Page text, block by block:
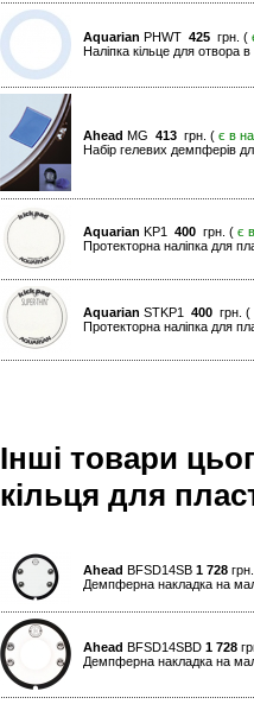
Aquarian PHWT 425 грн. (
Наліпка кільце для отвора
Ahead MG 413 грн. ( є в
Набір гелевих демпферів
Aquarian KP1 400 грн. ( є
Протекторна наліпка для
Aquarian STKP1 400 грн. (
Протекторна наліпка для
Інші товари
кільця для
Ahead BFSD14SB 1 728
Демпферна накладка на
Ahead BFSD14SBD 1 728
Демпферна накладка на